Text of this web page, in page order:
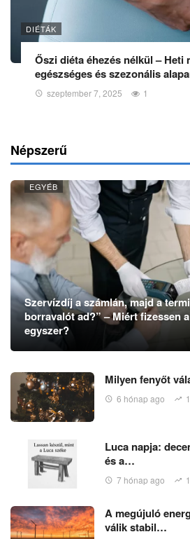
DIÉTÁK
Őszi diéta éhezés nélkül – Heti
egészséges és szezonális
szeptember 7, 2025 1
Népszerű
EGYÉB
Szervízdíj a számlán, majd a
borravalót ad?” – Miért fizessen
egyszer?
Milyen fenyőt
6 hónap ago
Luca napja:
és a…
7 hónap ago
A megújuló
válik stabil…